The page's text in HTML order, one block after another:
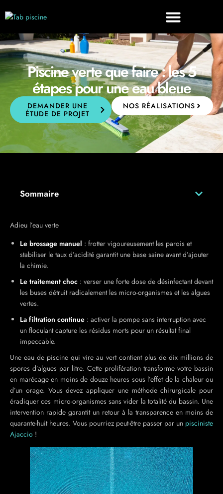
Piscine verte que faire : les 5
étapes pour une eau bleue
DEMANDER UNE
ÉTUDE DE PROJET
NOS RÉALISATIONS
Sommaire
Adieu l’eau verte
Le brossage manuel : frotter vigoureusement les parois et
stabiliser le taux d’acidité garantit une base saine avant d’ajouter
la chimie.
Le traitement choc : verser une forte dose de désinfectant devant
les buses détruit radicalement les micro-organismes et les algues
vertes.
La filtration continue : activer la pompe sans interruption avec
un floculant capture les résidus morts pour un résultat final
impeccable.
Une eau de piscine qui vire au vert contient plus de dix millions de
spores d’algues par litre. Cette prolifération transforme votre bassin
en marécage en moins de douze heures sous l’effet de la chaleur ou
d’un orage. Vous devez appliquer une méthode chirurgicale pour
éradiquer ces micro-organismes sans vider la totalité du bassin. Une
intervention rapide garantit un retour à la transparence en moins de
quarante-huit heures. Vous pourriez peut-être passer par un pisciniste
Ajaccio !